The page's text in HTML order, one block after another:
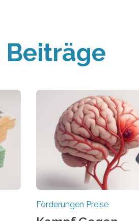
Beiträge
Förderungen Preise